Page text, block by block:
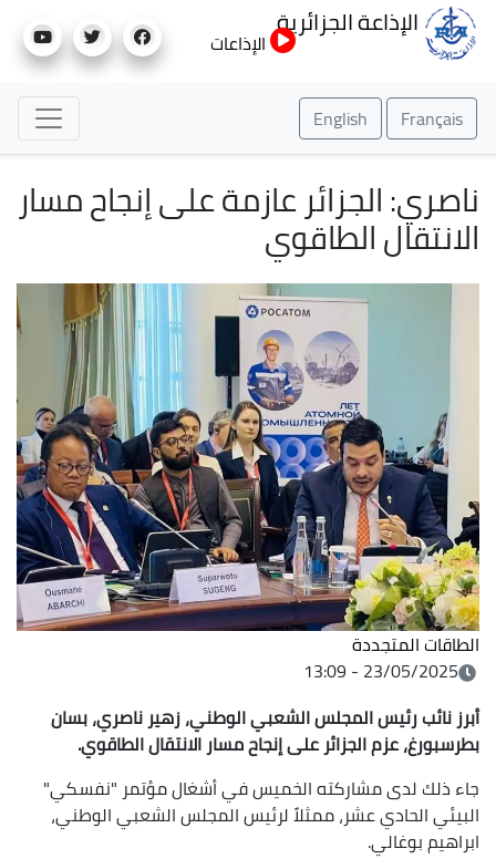
إلى
الإذاعة الجزائرية
الإذاعات
Français
English
ناصري: الجزائر عازمة على إنجاح مسار
الانتقال الطاقوي
الطاقات المتجددة
23/05/2025 - 13:09
أبرز نائب رئيس المجلس الشعبي الوطني، زهير ناصري، بسان
بطرسبورغ،عزم الجزائر على إنجاح مسار الانتقال الطاقوي.
جاء ذلك لدى مشاركته الخميس في أشغال مؤتمر "نفسكي"
البيئي الحادي عشر، ممثلاً لرئيس المجلس الشعبي الوطني،
ابراهيم بوغالي.